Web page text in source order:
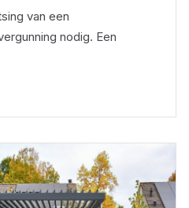
van een
nodig. Een